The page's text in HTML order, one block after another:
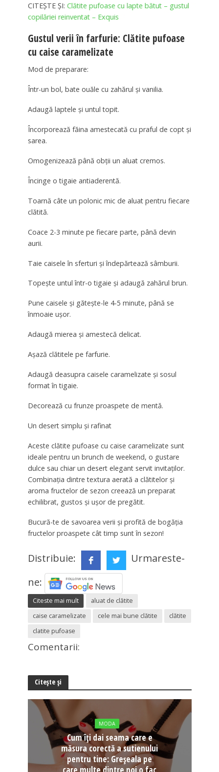
CITEȘTE ȘI: Clătite pufoase cu lapte bătut – gustul
copilăriei reinventat – Exquis
Gustul verii în farfurie: Clătite pufoase
cu caise caramelizate
Mod de preparare:
Într-un bol, bate ouăle cu zahărul și vanilia.
Adaugă laptele și untul topit.
Încorporează făina amestecată cu praful de copt și
sarea.
Omogenizează până obții un aluat cremos.
Încinge o tigaie antiaderentă.
Toarnă câte un polonic mic de aluat pentru fiecare
clătită.
Coace 2-3 minute pe fiecare parte, până devin
aurii.
Taie caisele în sferturi și îndepărtează sâmburii.
Topește untul într-o tigaie și adaugă zahărul brun.
Pune caisele și gătește-le 4-5 minute, până se
înmoaie ușor.
Adaugă mierea și amestecă delicat.
Așază clătitele pe farfurie.
Adaugă deasupra caisele caramelizate și sosul
format în tigaie.
Decorează cu frunze proaspete de mentă.
Un desert simplu și rafinat
Aceste clătite pufoase cu caise caramelizate sunt
ideale pentru un brunch de weekend, o gustare
dulce sau chiar un desert elegant servit invitaților.
Combinația dintre textura aerată a clătitelor și
aroma fructelor de sezon creează un preparat
echilibrat, gustos și ușor de pregătit.
Bucură-te de savoarea verii și profită de bogăția
fructelor proaspete cât timp sunt în sezon!
Distribuie:
Urmareste-
ne:
Citeste mai mult
aluat de clătite
caise caramelizate
cele mai bune clătite
clătite
clatite pufoase
Comentarii:
Citește și
MODA
Cum îți dai seama care e
măsura corectă a sutienului
pentru tine: Greșeala pe